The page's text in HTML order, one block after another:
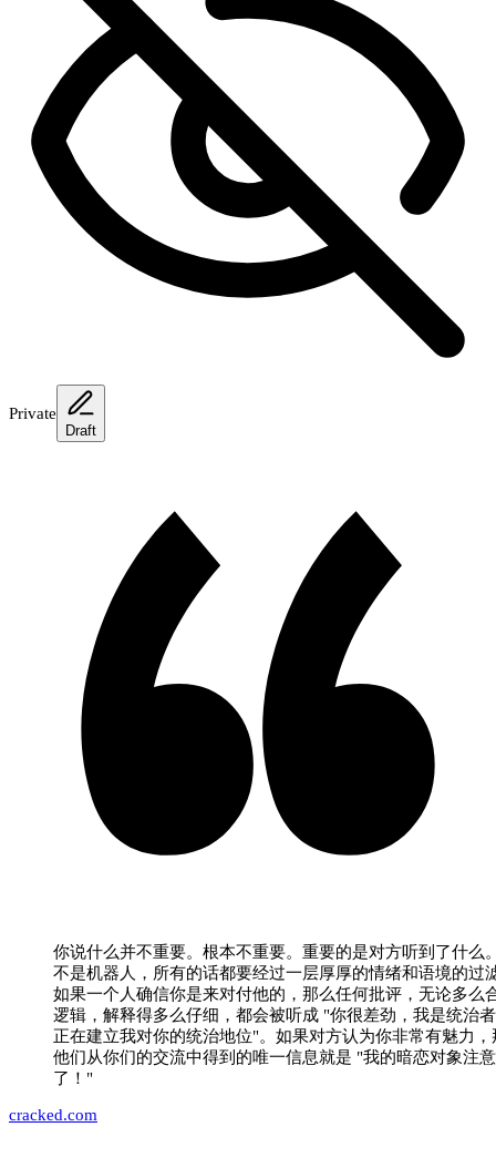
Private
Draft
你说什么并不重要。根本不重要。重要的是对方听到了什么
不是机器人，所有的话都要经过一层厚厚的情绪和语境的过
如果一个人确信你是来对付他的，那么任何批评，无论多么
逻辑，解释得多么仔细，都会被听成 "你很差劲，我是统治
正在建立我对你的统治地位"。如果对方认为你非常有魅力，
他们从你们的交流中得到的唯一信息就是 "我的暗恋对象注
了！"
cracked.com